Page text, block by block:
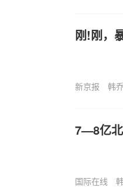
刚!刚，
新京报 韩
7—8亿
国际在线